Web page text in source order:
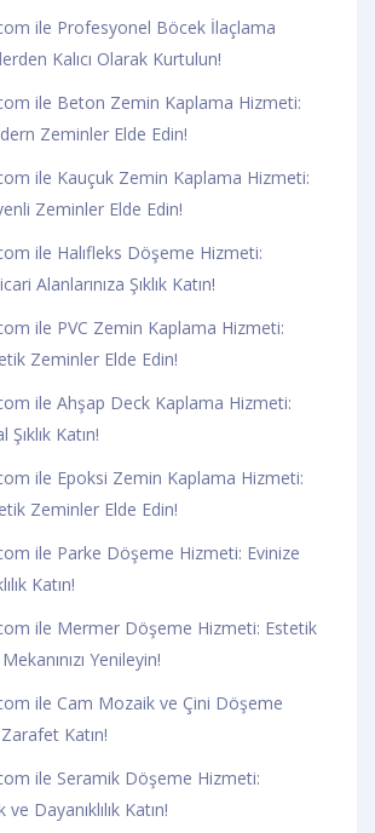
ile Profesyonel Böcek İlaçlama
Kalıcı Olarak Kurtulun!
ile Beton Zemin Kaplama Hizmeti:
Zeminler Elde Edin!
ile Kauçuk Zemin Kaplama Hizmeti:
Zeminler Elde Edin!
ile Halıfleks Döşeme Hizmeti:
Alanlarınıza Şıklık Katın!
ile PVC Zemin Kaplama Hizmeti:
Zeminler Elde Edin!
ile Ahşap Deck Kaplama Hizmeti:
Katın!
ile Epoksi Zemin Kaplama Hizmeti:
Zeminler Elde Edin!
ile Parke Döşeme Hizmeti: Evinize
Katın!
ile Mermer Döşeme Hizmeti: Estetik
Yenileyin!
ile Cam Mozaik ve Çini Döşeme
Katın!
ile Seramik Döşeme Hizmeti:
ve Dayanıklılık Katın!